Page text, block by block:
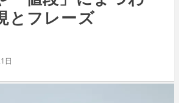
とフレーズ
日